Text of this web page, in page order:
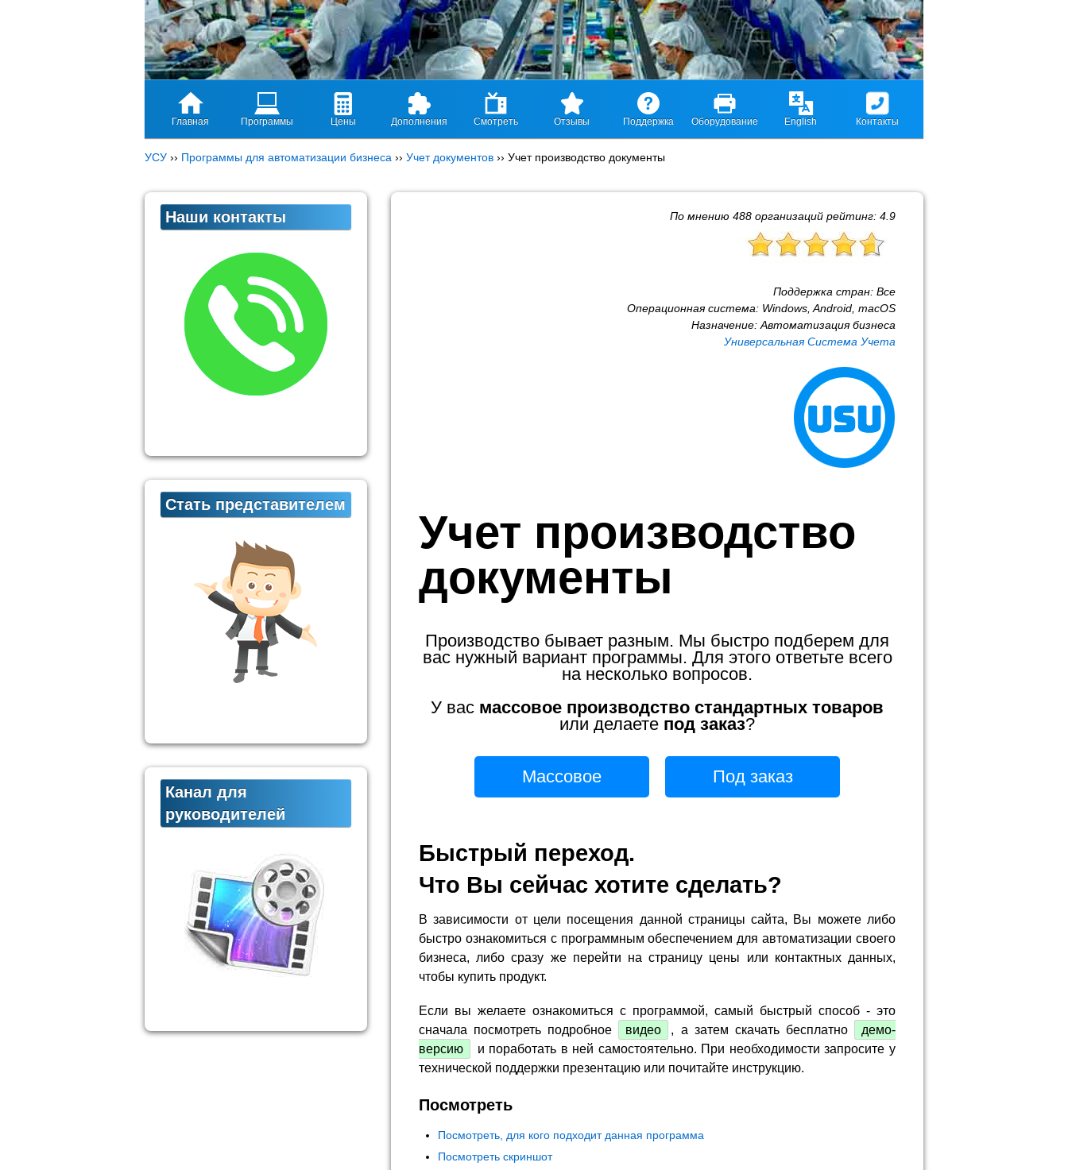
Главная Программы Цены Дополнения Смотреть Отзывы Поддержка Оборудование English Контакты
УСУ ›› Программы для автоматизации бизнеса ›› Учет документов ›› Учет производство документы
По мнению 488 организаций рейтинг: 4.9
Поддержка стран: Все
Операционная система: Windows, Android, macOS
Назначение: Автоматизация бизнеса
Универсальная Система Учета
Учет производство
документы
Производство бывает разным. Мы быстро подберем для
вас нужный вариант программы. Для этого ответьте всего
на несколько вопросов.
У вас массовое производство стандартных товаров
или делаете под заказ?
Массовое Под заказ
Быстрый переход.
Что Вы сейчас хотите сделать?
В зависимости от цели посещения данной страницы сайта, Вы можете либо
быстро ознакомиться с программным обеспечением для автоматизации своего
бизнеса, либо сразу же перейти на страницу цены или контактных данных,
чтобы купить продукт.
Если вы желаете ознакомиться с программой, самый быстрый способ - это
сначала посмотреть подробное
видео , а затем скачать бесплатно
демо-
версию
и поработать в ней самостоятельно. При необходимости запросите у
технической поддержки презентацию или почитайте инструкцию.
Посмотреть
Посмотреть, для кого подходит данная программа
Посмотреть скриншот
Наши контакты
Стать представителем
Канал для
руководителей